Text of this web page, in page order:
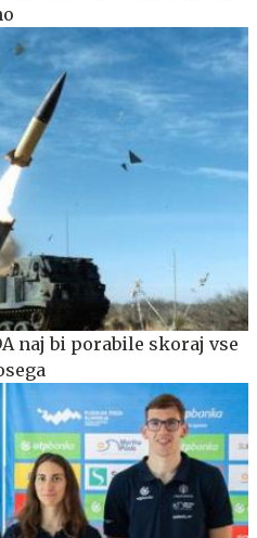
naj bi porabile skoraj vse